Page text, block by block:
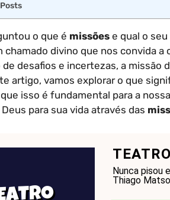
o que é missões e qual o
chamado divino que nos convida
desafios e incertezas, a missão
artigo, vamos explorar o que
isso é fundamental para a
para sua vida através das
Nunca pisou
Thiago